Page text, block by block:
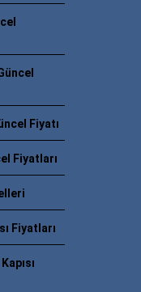
Fiyatı
Fiyatları
Fiyatları